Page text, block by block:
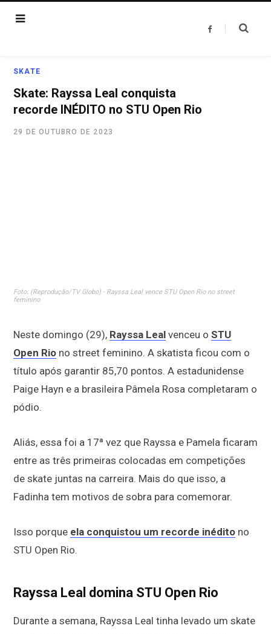
F
SKATE
Skate: Rayssa Leal conquista
recorde INÉDITO no STU Open Rio
29 DE OUTUBRO DE 2023
Foto: (Reprodução/TV Globo) - Rayssa Leal vence STU Open Rio no street
feminino
Neste domingo (29), Rayssa Leal venceu o STU
Open Rio no street feminino. A skatista ficou com o
título após garantir 85,70 pontos. A estadunidense
Paige Hayn e a brasileira Pâmela Rosa completaram o
pódio.
Aliás, essa foi a 17ª vez que Rayssa e Pamela ficaram
entre as três primeiras colocadas em competições
de skate juntas na carreira. Mais do que isso, a
Fadinha tem motivos de sobra para comemorar.
Isso porque ela conquistou um recorde inédito no
STU Open Rio.
Rayssa Leal domina STU Open Rio
Durante a semana, Rayssa Leal tinha levado um skate